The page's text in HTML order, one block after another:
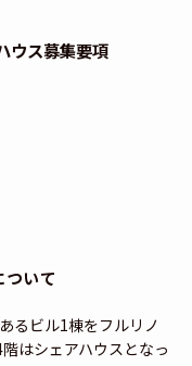
ウス募集要項
ついて
るビル1棟をフルリノ
はシェアハウスとなっ